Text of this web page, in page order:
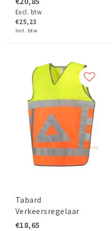
Excl. btw
€25,23
Incl. btw
Tabard
Verkeersregelaar
€18,65